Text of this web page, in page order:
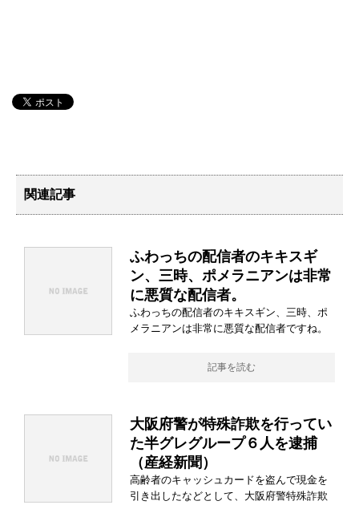
関連記事
ふわっちの配信者のキキスギ
ン、三時、ポメラニアンは非常
に悪質な配信者。
ふわっちの配信者のキキスギン、三時、ポ
メラニアンは非常に悪質な配信者ですね。
記事を読む
大阪府警が特殊詐欺を行ってい
た半グレグループ６人を逮捕
（産経新聞）
高齢者のキャッシュカードを盗んで現金を
引き出したなどとして、大阪府警特殊詐欺